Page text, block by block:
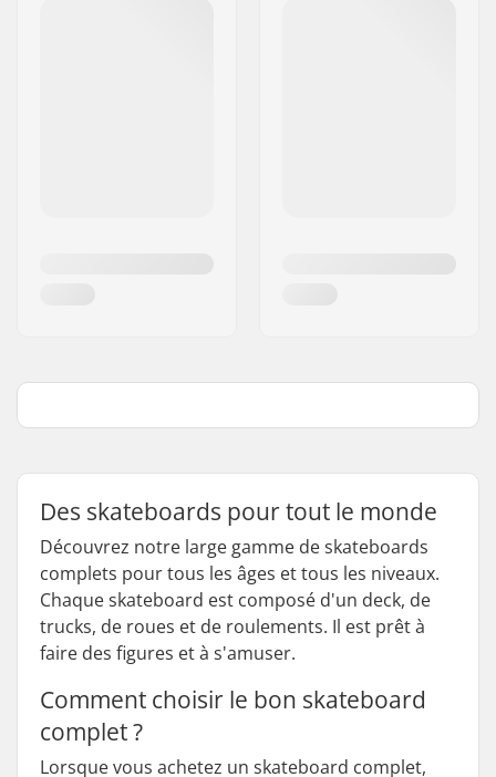
Des skateboards pour tout le monde
Découvrez notre large gamme de skateboards
complets pour tous les âges et tous les niveaux.
Chaque skateboard est composé d'un deck, de
trucks, de roues et de roulements. Il est prêt à
faire des figures et à s'amuser.
Comment choisir le bon skateboard
complet ?
Lorsque vous achetez un skateboard complet,